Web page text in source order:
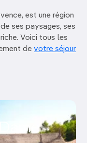
est une région
ses paysages, ses
Voici tous les
de votre séjour